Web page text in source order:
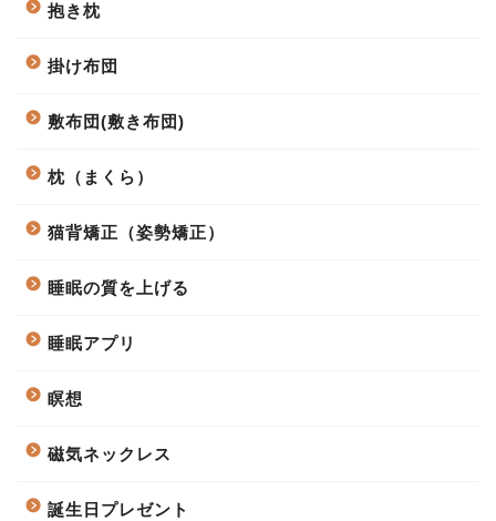
抱き枕
掛け布団
敷布団(敷き布団)
枕（まくら）
猫背矯正（姿勢矯正）
睡眠の質を上げる
睡眠アプリ
瞑想
磁気ネックレス
誕生日プレゼント